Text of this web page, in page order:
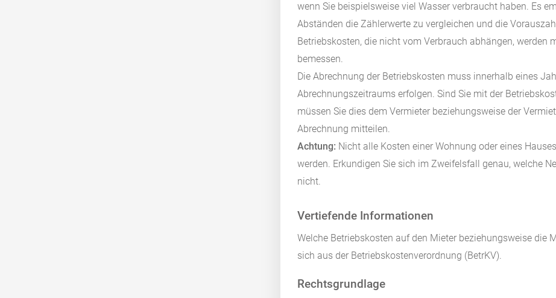
wenn Sie beispielsweise viel Wasser verbraucht haben. Es
Abständen die Zählerwerte zu vergleichen und die
Betriebskosten, die nicht vom Verbrauch abhängen, werden
bemessen.
Die Abrechnung der Betriebskosten muss innerhalb eines
Abrechnungszeitraums erfolgen. Sind Sie mit der
müssen Sie dies dem Vermieter beziehungsweise der
Abrechnung mitteilen.
Achtung: Nicht alle Kosten einer Wohnung oder eines
werden. Erkundigen Sie sich im Zweifelsfall genau, welche
nicht.
Vertiefende Informationen
Welche Betriebskosten auf den Mieter beziehungsweise die
sich aus der Betriebskostenverordnung (BetrKV).
Rechtsgrundlage